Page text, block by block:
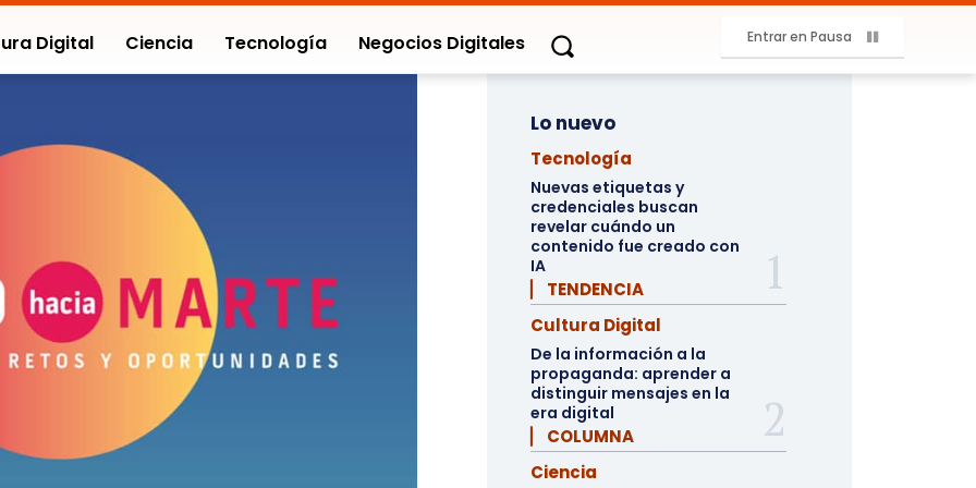
Digital Ciencia Tecnología Negocios Digitales Entrar en Pausa
Lo nuevo
Tecnología
Nuevas etiquetas y
credenciales buscan
revelar cuándo un
contenido fue creado con
IA
▏ TENDENCIA
Cultura Digital
De la información a la
propaganda: aprender a
distinguir mensajes en la
era digital
▏ COLUMNA
Ciencia